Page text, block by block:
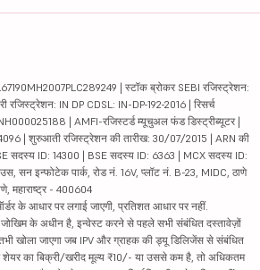
| स्टॉक ब्रोकर SEBI रजिस्ट्रेशन:
रजिस्ट्रेशन: IN DP CDSL: IN-DP-192-2016 | रिसर्च
| AMFI-रजिस्टर्ड म्यूचुअल फंड डिस्ट्रीब्यूटर |
| शुरुआती रजिस्ट्रेशन की तारीख: 30/07/2015 | ARN की
सदस्य ID: 14300 | BSE सदस्य ID: 6363 | MCX सदस्य ID:
सन इन्फोटेक पार्क, रोड नं. 16V, प्लॉट नं. B-23, MIDC, ठाणे
महाराष्ट्र - 400604
के आधार पर लगाई जाएगी, प्रतिशत आधार पर नहीं.
जोखिम के अधीन है, इन्वेस्ट करने से पहले सभी संबंधित दस्तावेज़ों
खोला जाएगा जब IPV और ग्राहक की ड्यू डिलिजेंस से संबंधित
शेयर का बिक्री/खरीद मूल्य ₹10/- या उससे कम है, तो अधिकतम